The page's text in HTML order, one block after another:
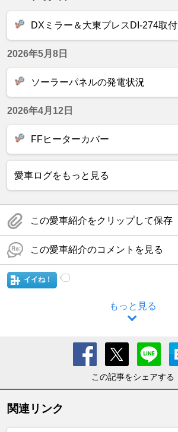
DXミラー＆大東プレスDI-274取付
2026年5月8日
ソーラーパネルの発電状況
2026年4月12日
FFヒーターカバー
愛車ログをもっと見る
この愛車紹介をクリップして保存
この愛車紹介のコメントを見る
イイね！
もっと見る
この記事をシェアする
関連リンク